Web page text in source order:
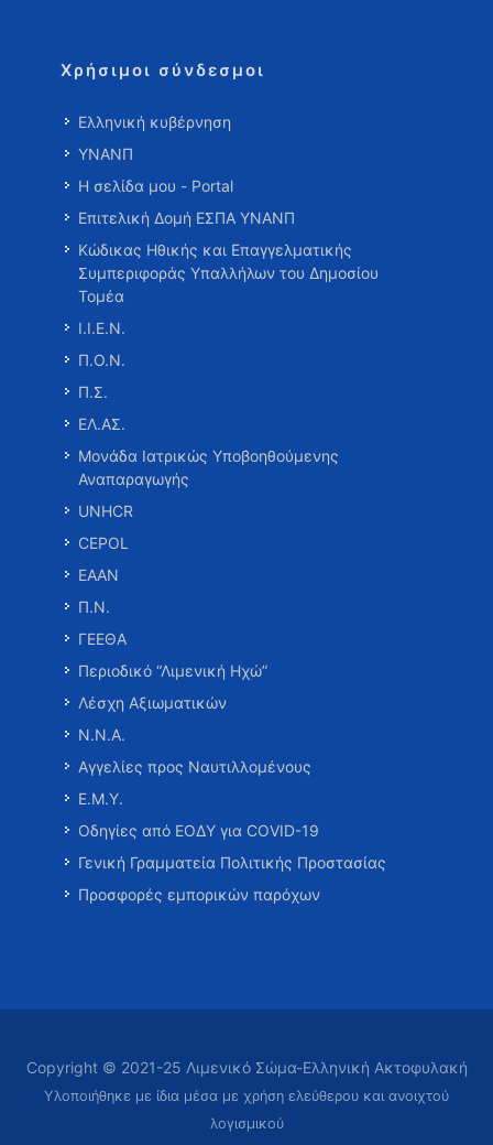
Χρήσιμοι σύνδεσμοι
Ελληνική κυβέρνηση
ΥΝΑΝΠ
Η σελίδα μου - Portal
Επιτελική Δομή ΕΣΠΑ ΥΝΑΝΠ
Κώδικας Ηθικής και Επαγγελματικής
Συμπεριφοράς Υπαλλήλων του Δημοσίου
Τομέα
Ι.Ι.Ε.Ν.
Π.Ο.Ν.
Π.Σ.
ΕΛ.ΑΣ.
Μονάδα Ιατρικώς Υποβοηθούμενης
Αναπαραγωγής
UNHCR
CEPOL
ΕΑΑΝ
Π.Ν.
ΓΕΕΘΑ
Περιοδικό “Λιμενική Ηχώ”
Λέσχη Αξιωματικών
Ν.Ν.Α.
Αγγελίες προς Ναυτιλλομένους
Ε.Μ.Υ.
Οδηγίες από ΕΟΔΥ για COVID-19
Γενική Γραμματεία Πολιτικής Προστασίας
Προσφορές εμπορικών παρόχων
Copyright © 2021-25 Λιμενικό Σώμα-Ελληνική Ακτοφυλακή
Υλοποιήθηκε με ίδια μέσα με χρήση ελεύθερου και ανοιχτού
λογισμικού